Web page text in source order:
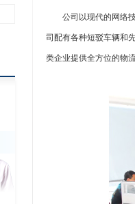
公司以现代的网络
司配有各种短驳车辆和
类企业提供全方位的物